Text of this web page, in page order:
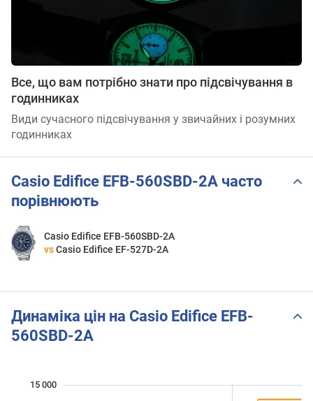
Все, що вам потрібно знати про підсвічування в
годинниках
Види сучасного підсвічування у звичайних і розумних
годинниках
Casio Edifice EFB-560SBD-2A часто
порівнюють
Casio Edifice EFB-560SBD-2A
vs Casio Edifice EF-527D-2A
Динаміка цін на Casio Edifice EFB-
560SBD-2A
15 000